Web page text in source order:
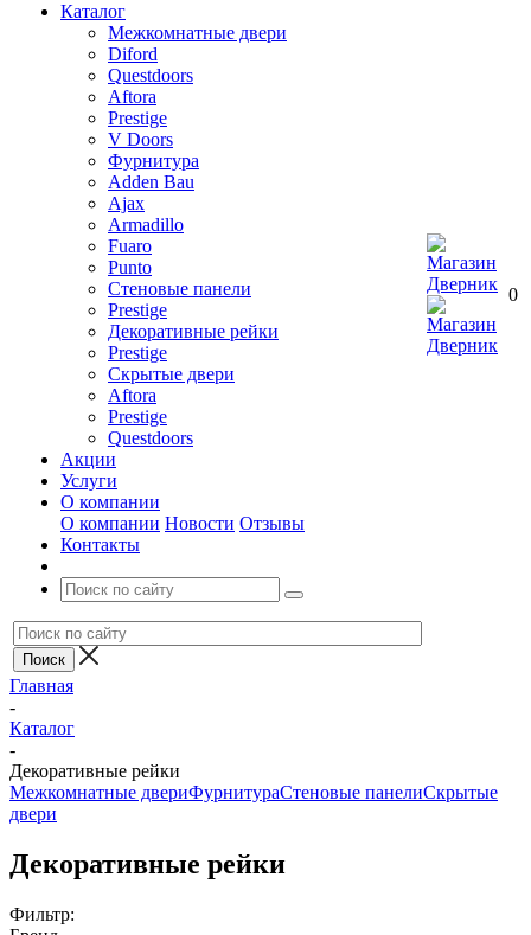
Каталог
Межкомнатные двери
Diford
Questdoors
Aftora
Prestige
V Doors
Фурнитура
Adden Bau
Ajax
Armadillo
Fuaro
Punto
Стеновые панели
Prestige
Декоративные рейки
Prestige
Скрытые двери
Aftora
Prestige
Questdoors
Акции
Услуги
О компании
О компании Новости Отзывы
Контакты
0
Главная
-
Каталог
-
Декоративные рейки
Межкомнатные двериФурнитураСтеновые панелиСкрытые
двери
Декоративные рейки
Фильтр: